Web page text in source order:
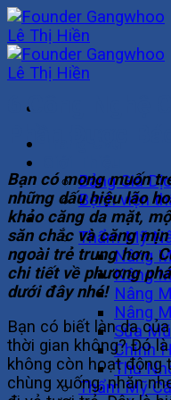
Skip
to
content
Bảng Giá
Bệnh viện
Khuôn Mặt
Thẩm Mỹ
Nâng
Nâng
Nâng
Nâng
Sửa
Chỉnh
Thu
Thẩm Mỹ
6 Công Nghệ
Phần Được
Bạn có mong muốn
những dấu hiệu lão
khảocăng da mặt,
săn chắc và căng
ngoài trẻ trung hơn.
chi tiết về phương
dưới đây nhé!
Bạn có biết làn da
thời gian không? Đó
không còn hoạt động
chùng xuống, nhăn